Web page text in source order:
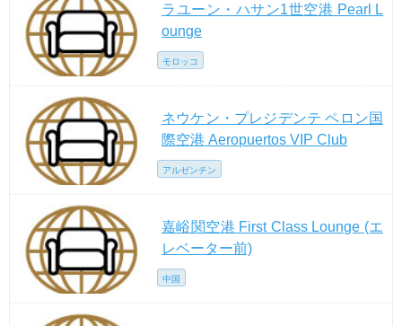
ラユーン・ハサン1世空港 Pearl L
ounge
モロッコ
ネウケン・プレジデンテ ペロン国
際空港 Aeropuertos VIP Club
アルゼンチン
嘉峪関空港 First Class Lounge (エ
レベーター前)
中国